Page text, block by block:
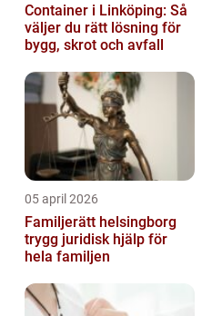
Container i Linköping: Så
väljer du rätt lösning för
bygg, skrot och avfall
05 april 2026
Familjerätt helsingborg
trygg juridisk hjälp för
hela familjen